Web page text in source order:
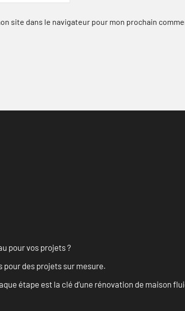
site dans le navigateur pour mon prochain
pour vos projets ?
pour des projets sur mesure.
étape est la clé d’une rénovation de maison